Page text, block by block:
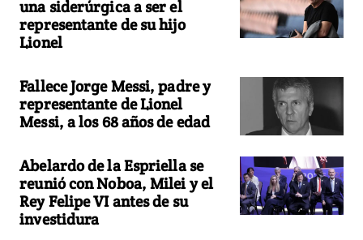
una siderúrgica a ser el
representante de su hijo
Lionel
Fallece Jorge Messi, padre y
representante de Lionel
Messi, a los 68 años de edad
Abelardo de la Espriella se
reunió con Noboa, Milei y el
Rey Felipe VI antes de su
investidura